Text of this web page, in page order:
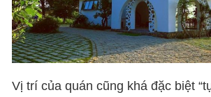
Vị trí của quán cũng khá đặc biệt